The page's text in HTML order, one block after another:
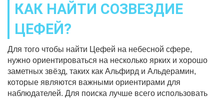
КАК НАЙТИ СОЗВЕЗДИЕ
ЦЕФЕЙ?
Для того чтобы найти Цефей на небесной сфере,
нужно ориентироваться на несколько ярких и хорошо
заметных звёзд, таких как Альфирд и Альдерамин,
которые являются важными ориентирами для
наблюдателей. Для поиска лучше всего использовать